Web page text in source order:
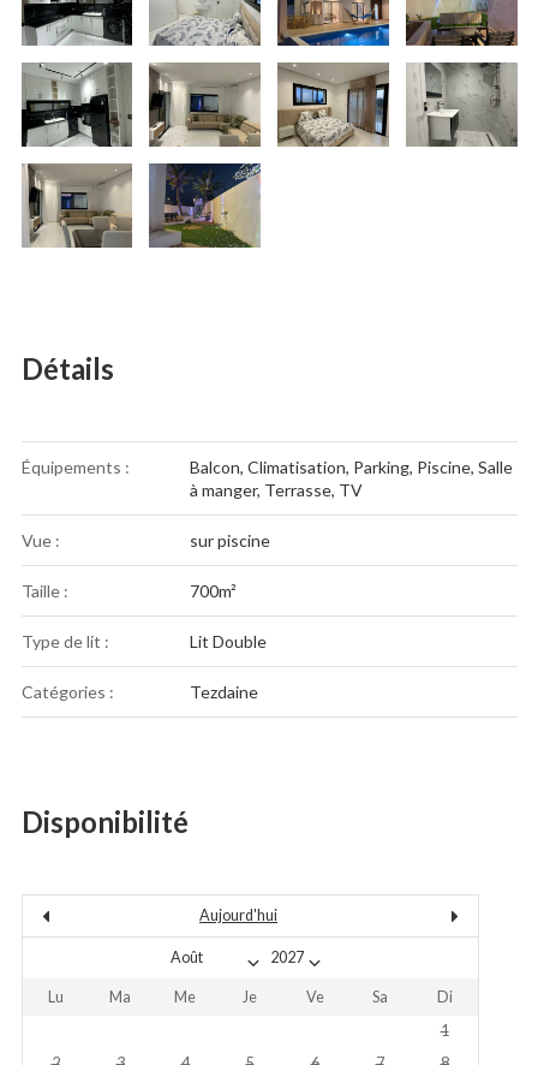
Détails
Équipements : Balcon, Climatisation, Parking, Piscine, Salle
à manger, Terrasse, TV
Vue : sur piscine
Taille : 700m²
Type de lit : Lit Double
Catégories : Tezdaine
Disponibilité
Aujourd'hui
Lu Ma Me Je Ve Sa
Di
1